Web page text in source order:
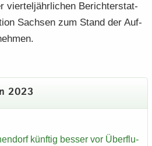
vier­tel­jähr­li­chen Be­richt­erstat­
Sach­sen zum Stand der Auf­
2023
künf­tig bes­ser vor Über­flu­